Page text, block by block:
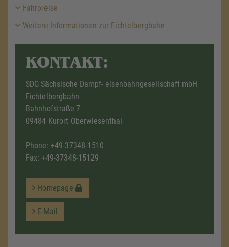
Fahrpreise
Weitere Informationen zur Fichtelbergbahn
KONTAKT:
SDG Sächsische Dampf- eisenbahngesellschaft mbH
Fichtelbergbahn
Bahnhofstraße 7
09484 Kurort Oberwiesenthal
Phone: +49-37348-1510
Fax: +49-37348-15129
Homepage
E-Mail